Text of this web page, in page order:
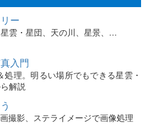
ー
雲・星団、天の川、星景、…
入門
処理。明るい場所でもできる星雲・
解説
撮影、ステライメージで画像処理